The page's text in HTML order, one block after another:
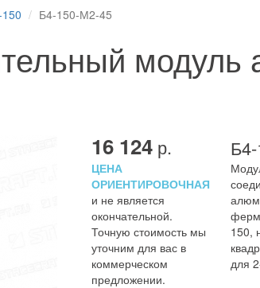
Б4-150-М2-45
модуль
16 124 р.
ЦЕНА
ОРИЕНТИРОВОЧНАЯ
и не является
окончательной.
Точную стоимость мы
уточним для вас в
коммерческом
предложении.
150,
для